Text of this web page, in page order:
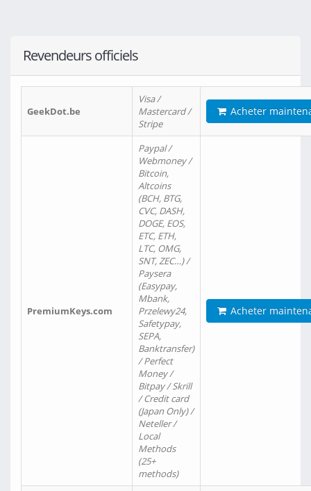
Revendeurs officiels
GeekDot.be
Visa /
Mastercard /
Stripe
Acheter
PremiumKeys.com
Paypal /
Webmoney /
Bitcoin,
Altcoins
(BCH, BTG,
CVC, DASH,
DOGE, EOS,
ETC, ETH,
LTC, OMG,
SNT, ZEC…) /
Paysera
(Easypay,
Mbank,
Przelewy24,
Safetypay,
SEPA,
Banktransfer)
/ Perfect
Money /
Bitpay / Skrill
/ Credit card
(Japan Only) /
Neteller /
Local
Methods
(25+
methods)
Acheter